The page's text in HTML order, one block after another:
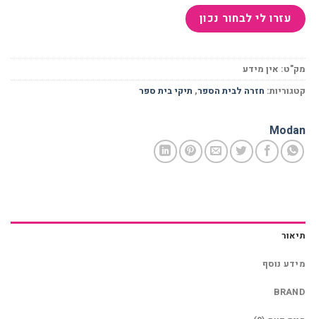
מק"ט:אין מידע
קטגוריות:חזרה לבית הספר,תיקי בית ספר
Modan
תיאור
מידע נוסף
BRAND